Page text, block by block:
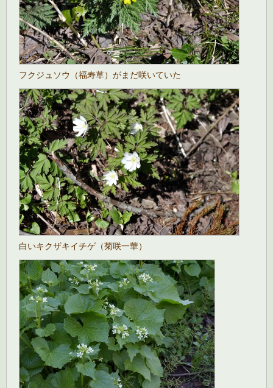
フクジュソウ（福寿草）がまだ咲いていた
白いキクザキイチゲ（菊咲一華）